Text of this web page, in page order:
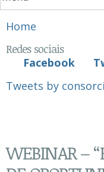
You are here
Home
Redes sociais
Facebook
Tweets by
WEBINAR –